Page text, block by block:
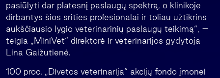
pasiūlyti dar platesnį paslaugų spektrą, o klinikoje
dirbantys šios srities profesionalai ir toliau užtikrins
aukščiausio lygio veterinarinių paslaugų teikimą“, –
teigia „MiniVet“ direktorė ir veterinarijos gydytoja
Lina Gaižutienė.
100 proc. „Divetos veterinarija“ akcijų fondo įmonei